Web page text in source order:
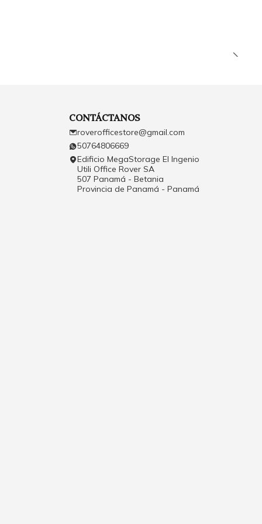
CONTÁCTANOS
roverofficestore@gmail.com
50764806669
Edificio MegaStorage El Ingenio
Utili Office Rover SA
507 Panamá - Betania
Provincia de Panamá - Panamá